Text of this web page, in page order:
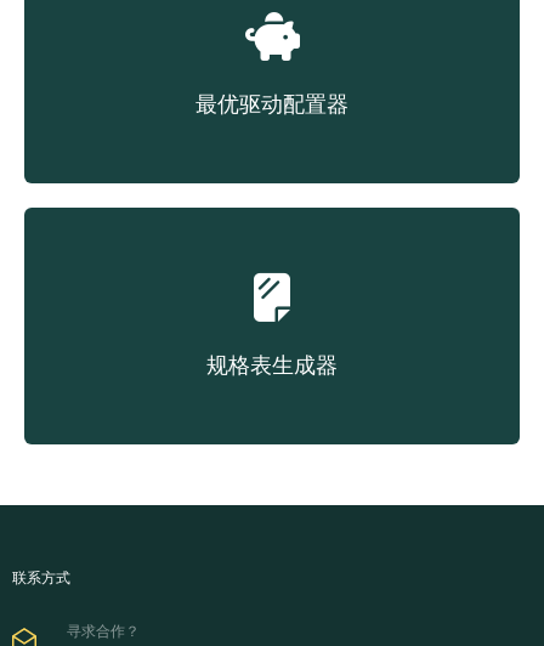
最优驱动配置器
规格表生成器
联系方式
寻求合作？